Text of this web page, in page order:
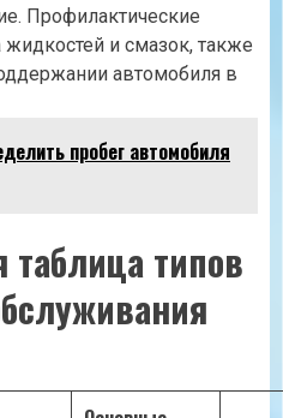
Профилактические
и смазок, также
автомобиля в
пробег автомобиля
таблица типов